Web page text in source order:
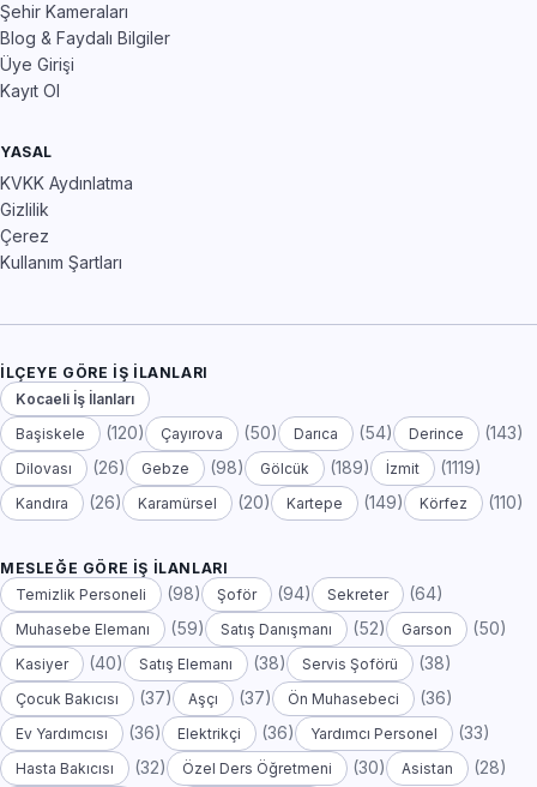
Şehir Kameraları
Blog & Faydalı Bilgiler
Üye Girişi
Kayıt Ol
YASAL
KVKK Aydınlatma
Gizlilik
Çerez
Kullanım Şartları
İLÇEYE GÖRE İŞ İLANLARI
Kocaeli İş İlanları
Başiskele
(120) Çayırova (50) Darıca (54) Derince (143)
Dilovası (26) Gebze (98) Gölcük (189) İzmit (1119)
Kandıra (26) Karamürsel (20) Kartepe (149) Körfez (110)
MESLEĞE GÖRE İŞ İLANLARI
Temizlik Personeli
(98) Şoför (94) Sekreter (64)
Muhasebe Elemanı (59) Satış Danışmanı (52) Garson (50)
Kasiyer (40) Satış Elemanı (38) Servis Şoförü (38)
Çocuk Bakıcısı (37) Aşçı (37) Ön Muhasebeci (36)
Ev Yardımcısı (36) Elektrikçi (36) Yardımcı Personel (33)
Hasta Bakıcısı (32) Özel Ders Öğretmeni (30) Asistan (28)